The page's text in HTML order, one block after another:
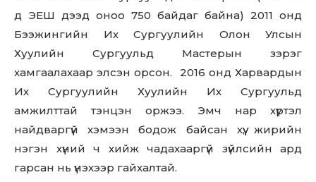
д ЭЕШ дээд оноо 750 байдаг байна) 2011 онд
Бээжингийн Их Сургуулийн Олон Улсын
Хуулийн Сургуульд Мастерын зэрэг
хамгаалахаар элсэн орсон. 2016 онд Харвардын
Их Сургуулийн Хуулийн Их Сургуульд
амжилттай тэнцэн оржээ. Эмч нар хүртэл
найдваргүй хэмээн бодож байсан хүү, жирийн
нэгэн хүний ч хийж чадахааргүй зүйлсийн ард
гарсан нь үнэхээр гайхалтай.